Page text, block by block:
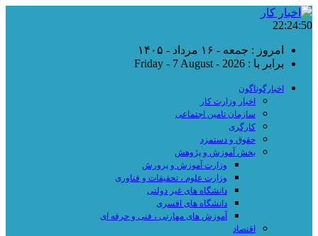
22:24:50
امروز : جمعه - ۱۶ مرداد - ۱۴۰۵
برابر با : Friday - 7 August - 2026
اخبارگوناگون
اخبار وزارت کار
سازمان تامین اجتماعی
کارگری
حقوق و دستمزد
بخش آموزش و پژوهش
وزارت آموزش و پرورش
وزارت علوم ، تحقیقات و فناوری
دانشگاه های غیر دولتی
دانشگاه های افسری
آموزش های مهارتی ، فنی و حرفه ای
اقتصاد